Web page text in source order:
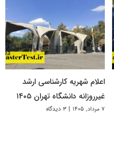
اعلام شهریه کارشناسی ارشد
غیرروزانه دانشگاه تهران ۱۴۰۵
۷ مرداد, ۱۴۰۵ | ۳ دیدگاه